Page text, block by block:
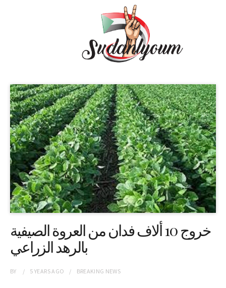
خروج 10 ألاف فدان من العروة الصيفية
بالرهد الزراعي
BY 5 YEARSAGO BREAKING NEWS